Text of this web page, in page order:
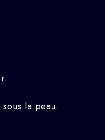
la peau.